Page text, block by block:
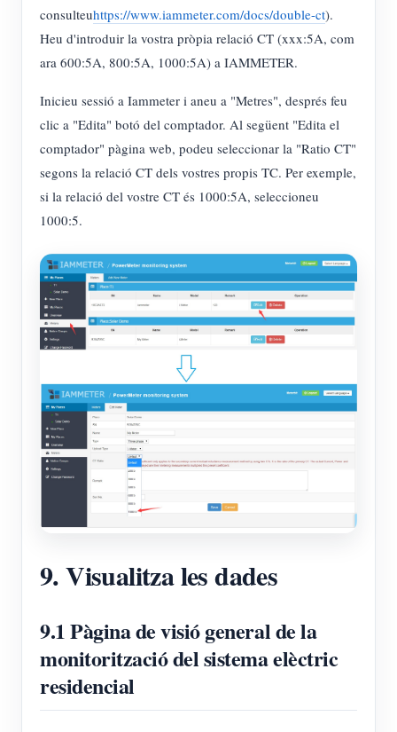
consulteuhttps://www.iammeter.com/docs/double-ct).
Heu d'introduir la vostra pròpia relació CT (xxx:5A, com
ara 600:5A, 800:5A, 1000:5A) a IAMMETER.
Inicieu sessió a Iammeter i aneu a "Metres", després feu
clic a "Edita" botó del comptador. Al següent "Edita el
comptador" pàgina web, podeu seleccionar la "Ratio CT"
segons la relació CT dels vostres propis TC. Per exemple,
si la relació del vostre CT és 1000:5A, seleccioneu
1000:5.
9. Visualitza les dades
9.1 Pàgina de visió general de la
monitorització del sistema elèctric
residencial